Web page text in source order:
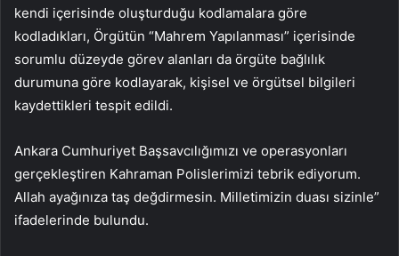
kendi içerisinde oluşturduğu kodlamalara göre
kodladıkları, Örgütün “Mahrem Yapılanması” içerisinde
sorumlu düzeyde görev alanları da örgüte bağlılık
durumuna göre kodlayarak, kişisel ve örgütsel bilgileri
kaydettikleri tespit edildi.
Ankara Cumhuriyet Başsavcılığımızı ve operasyonları
gerçekleştiren Kahraman Polislerimizi tebrik ediyorum.
Allah ayağınıza taş değdirmesin. Milletimizin duası sizinle”
ifadelerinde bulundu.